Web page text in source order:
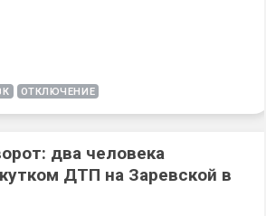
ОТКЛЮЧЕНИЕ
два человека
ДТП на Заревской в